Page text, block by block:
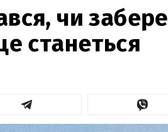
чи забере
станеться